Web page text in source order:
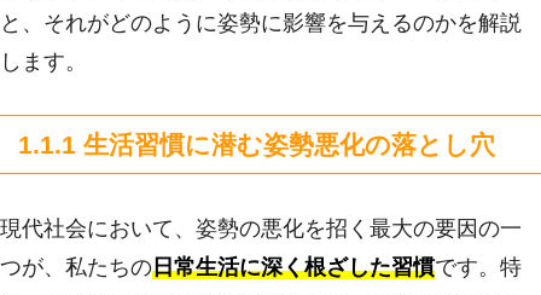
と、それがどのように姿勢に影響を与えるのかを解説
します。
1.1.1 生活習慣に潜む姿勢悪化の落とし穴
現代社会において、姿勢の悪化を招く最大の要因の一
つが、私たちの日常生活に深く根ざした習慣です。特